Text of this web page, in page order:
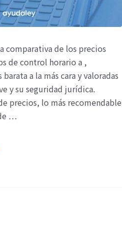
comparativa de los precios
de control horario a ,
a la más cara y valoradas
y su seguridad jurídica.
precios, lo más recomendable
…